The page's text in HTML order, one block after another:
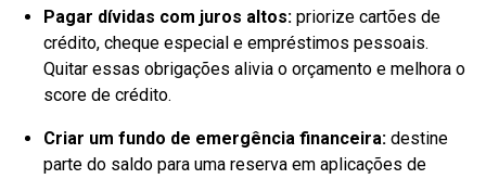
Pagar dívidas com juros altos: priorize cartões de
crédito, cheque especial e empréstimos pessoais.
Quitar essas obrigações alivia o orçamento e melhora o
score de crédito.
Criar um fundo de emergência financeira: destine
parte do saldo para uma reserva em aplicações de